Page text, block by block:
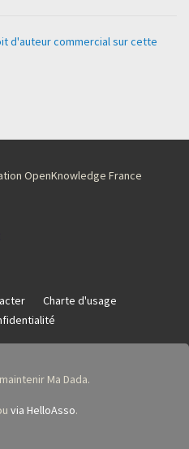
d'auteur commercial sur cette
OpenKnowledge France
Charte d'usage
Ma Dada.
via HelloAsso.